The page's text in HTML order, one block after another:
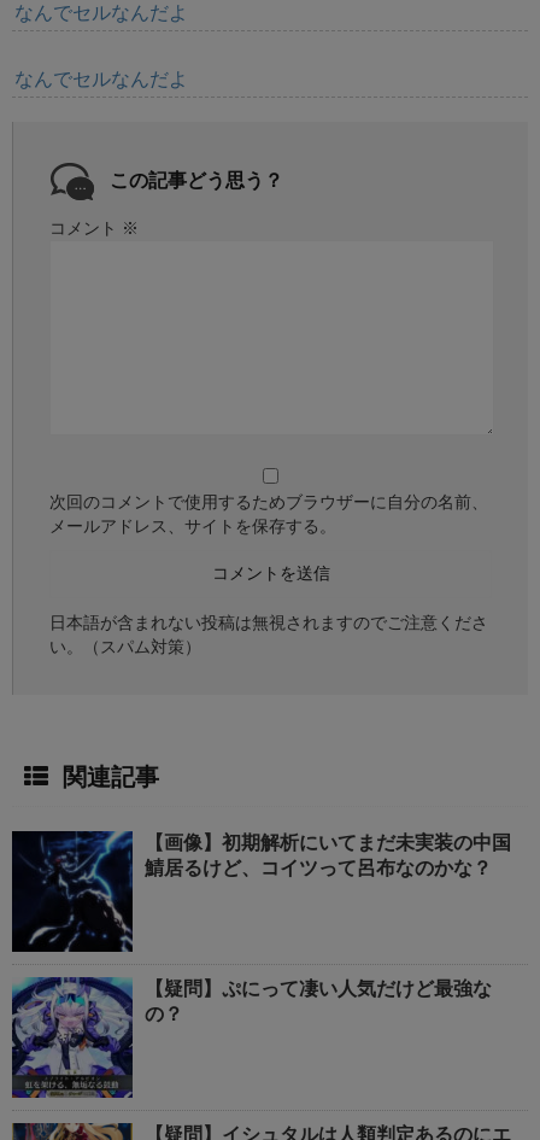
なんでセルなんだよ
なんでセルなんだよ
この記事どう思う？
コメント ※
次回のコメントで使用するためブラウザーに自分の名前、
メールアドレス、サイトを保存する。
日本語が含まれない投稿は無視されますのでご注意くださ
い。（スパム対策）
関連記事
【画像】初期解析にいてまだ未実装の中国
鯖居るけど、コイツって呂布なのかな？
【疑問】ぷにって凄い人気だけど最強な
の？
【疑問】イシュタルは人類判定あるのにエ